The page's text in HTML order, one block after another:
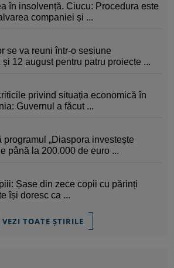
în insolvență. Ciucu: Procedura este
companiei și ...
se va reuni într-o sesiune
12 august pentru patru proiecte ...
privind situația economică în
Guvernul a făcut ...
„Diaspora investește
până la 200.000 de euro ...
Șase din zece copii cu părinți
își doresc ca ...
VEZI TOATE ȘTIRILE